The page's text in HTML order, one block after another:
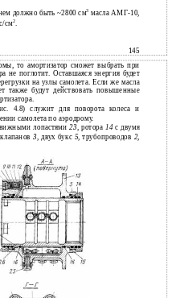
должно быть ~2800 см3 масла АМГ-10,
см2
145
то амортизатор cможет выбрать при
не поглотит. Оставшаяся энергия будет
на узлы самолета. Если же масла
также будут действовать повышенные
4.8) служит для поворота колеса и
самолета по аэродрому.
лопастями23,ротора 14с двумя
3, двух букс 5,трубопроводов 2,